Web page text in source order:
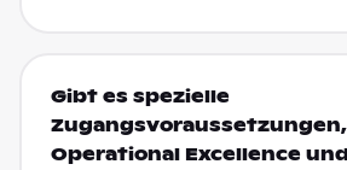
Gibt es spezielle
Operational Excellence